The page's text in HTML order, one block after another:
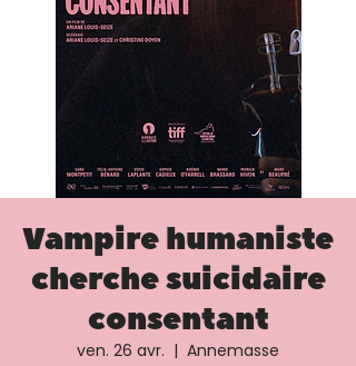
Vampire humaniste
cherche suicidaire
consentant
ven. 26 avr.
  |
Annemasse